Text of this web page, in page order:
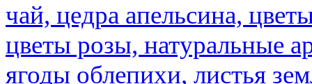
чай, цедра апельсина,
цветы розы, натуральные
ягоды облепихи, листья